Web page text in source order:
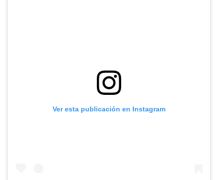
Ver esta publicación en Instagram